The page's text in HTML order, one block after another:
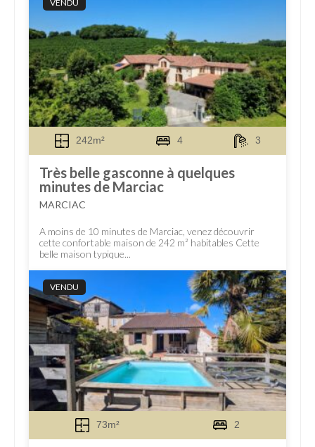
VENDU
242m² 4 3
Très belle gasconne à quelques
minutes de Marciac
MARCIAC
A moins de 10 minutes de Marciac, venez découvrir
cette confortable maison de 242 m² habitables Cette
belle maison typique...
VENDU
73m² 2